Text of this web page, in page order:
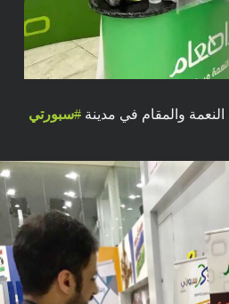
والمقام في مدينة #سبورتي